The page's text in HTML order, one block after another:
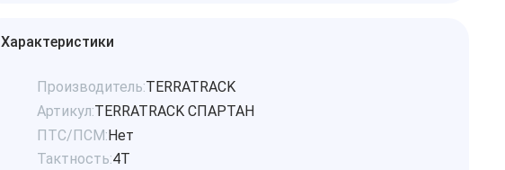
Характеристики
Производитель:TERRATRACK
Артикул:TERRATRACK СПАРТАН
ПТС/ПСМ:Нет
Тактность:4Т